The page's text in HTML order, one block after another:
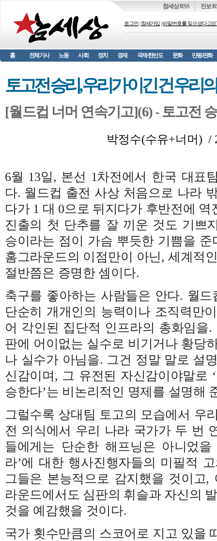
진보
참세상 RSS
로그인 참새가입 비밀번호를 잊으셨다고요
홈 전체기사 노동 사회 정치 경제 국제·한반도 문화 만평/판화
토고전 승리, 우리가 이긴 건 우리
[월드컵 너머 연속기고](6) - 토고전
박정수(수유+너머) /
6월 13일, 본선 1차전에서 한국 대표
다. 월드컵 출전 사상 처음으로 나라
다가 1 대 0으로 뒤지다가 후반전에 역
진출의 첫 단추를 잘 끼운 것도 기쁘
승이라는 점이 가슴 뿌듯한 기쁨을 준
홈그라운드의 이점만이 아닌, 세계적
절반쯤은 증명한 셈이다.
축구를 좋아하는 사람들은 안다. 월
단순히 개개인의 능력이나 조직력만
어 각인된 집단적 인프라의 총화임을
판에 어이없는 실수로 비기거나 황당
나 실수가 아님을. 그건 정말 말로 설
신감이며, 그 유전된 자신감이야말로
승한다’는 비논리적인 명제를 설명해
그럴수록 상대팀 토고의 모습에서 우
전 의식에서 우리 나라 국가가 두 번
들에게는 단순한 해프닝은 아니었
라’에 대한 행사진행자들의 미필적
그들은 본능적으로 감지했을 것이고
라운드에서도 심판의 휘슬과 자신의
것을 예감했을 것이다.
국가 횟수만큼의 스코어로 지고 있을